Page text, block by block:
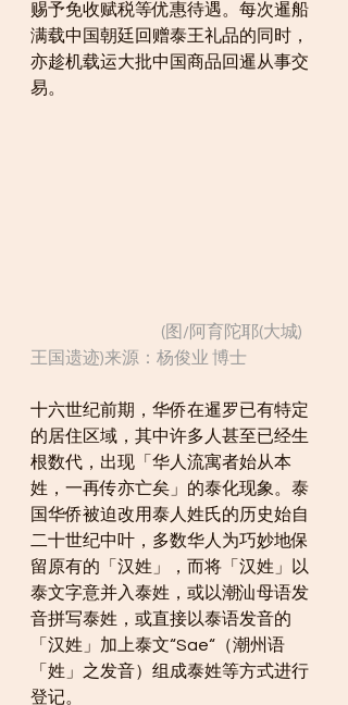
赐予免收赋税等优惠待遇。每次暹船
满载中国朝廷回赠泰王礼品的同时，
亦趁机载运大批中国商品回暹从事交
易。
王国遗迹)来源：杨俊业 博士
十六世纪前期，华侨在暹罗已有特定
的居住区域，其中许多人甚至已经生
根数代，出现「华人流寓者始从本
姓，一再传亦亡矣」的泰化现象。泰
国华侨被迫改用泰人姓氏的历史始自
二十世纪中叶，多数华人为巧妙地保
留原有的「汉姓」，而将「汉姓」以
泰文字意并入泰姓，或以潮汕母语发
音拼写泰姓，或直接以泰语发音的
「汉姓」加上泰文“Sae“（潮州语
「姓」之发音）组成泰姓等方式进行
登记。